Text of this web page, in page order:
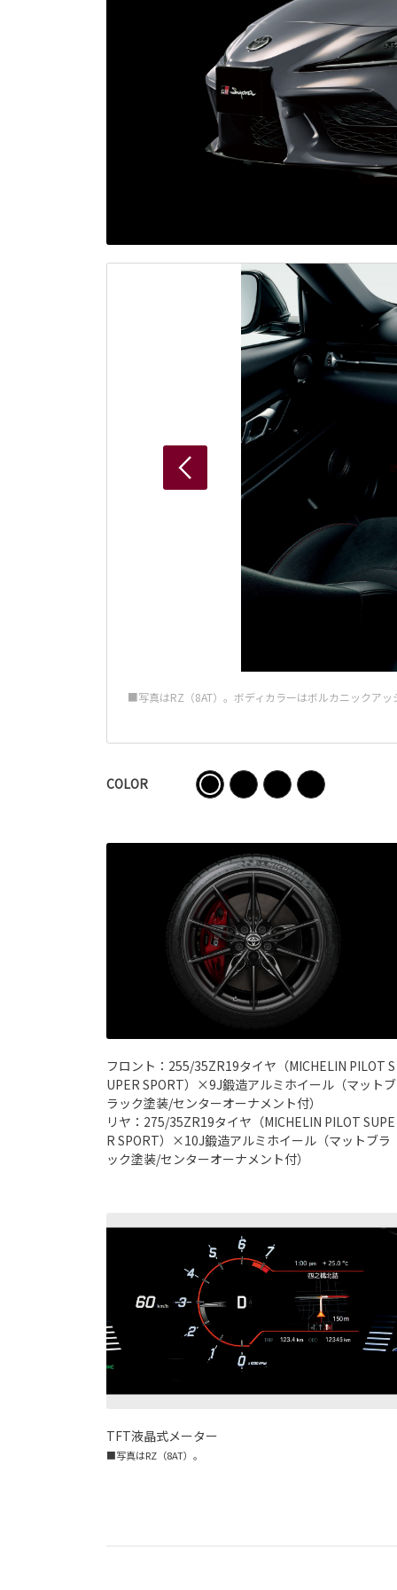
■写真はRZ（8AT）。ボディカラーはボルカニックア
COLOR
フロント：255/35ZR19タイヤ（MICHELIN PILOT S
UPER SPORT）×9J鍛造アルミホイール（マットブ
ラック塗装/センターオーナメント付）
リヤ：275/35ZR19タイヤ（MICHELIN PILOT SUPE
R SPORT）×10J鍛造アルミホイール（マットブラ
ック塗装/センターオーナメント付）
TFT液晶式メーター
■写真はRZ（8AT）。